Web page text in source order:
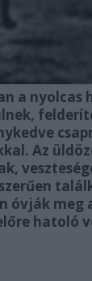
a nyolcas
Az
óvják meg
hatoló